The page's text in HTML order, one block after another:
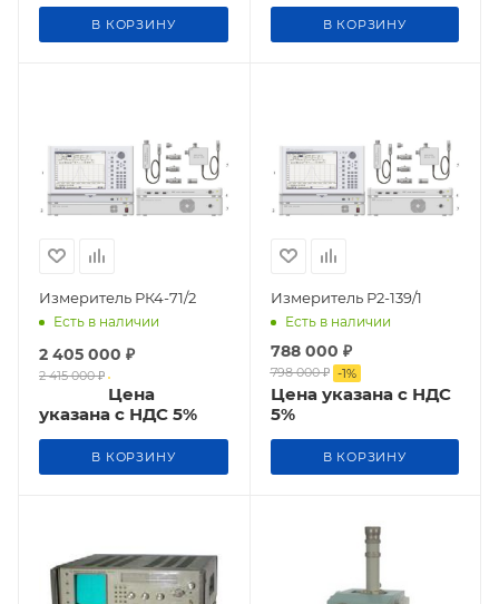
В КОРЗИНУ В КОРЗИНУ
Измеритель РК4-71/2
Есть в наличии
2 405 000 ₽
2 415 000₽
Цена
указана с НДС 5%
В КОРЗИНУ
Измеритель Р2-139/1
Есть в наличии
788 000 ₽
798 000₽ -1%
Цена указана с НДС
5%
В КОРЗИНУ